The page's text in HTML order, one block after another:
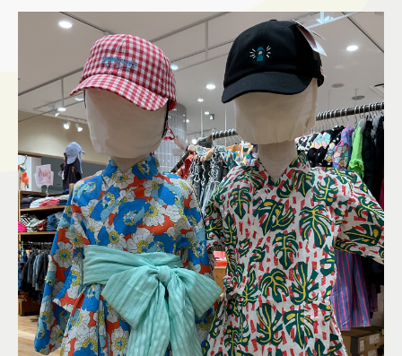
サイトマップ
プライバシーポリシー
Follow US